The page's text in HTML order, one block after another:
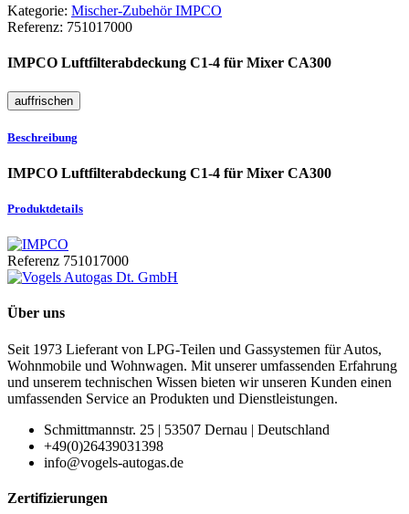
Kategorie: Mischer-Zubehör IMPCO
Referenz: 751017000
IMPCO Luftfilterabdeckung C1-4 für Mixer CA300
Beschreibung
IMPCO Luftfilterabdeckung C1-4 für Mixer CA300
Produktdetails
Referenz 751017000
Über uns
Seit 1973 Lieferant von LPG-Teilen und Gassystemen für Autos,
Wohnmobile und Wohnwagen. Mit unserer umfassenden Erfahrung
und unserem technischen Wissen bieten wir unseren Kunden einen
umfassenden Service an Produkten und Dienstleistungen.
Schmittmannstr. 25 | 53507 Dernau | Deutschland
+49(0)26439031398
info@vogels-autogas.de
Zertifizierungen